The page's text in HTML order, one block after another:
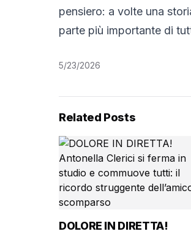
pensiero: a volte una
parte più importante di
5/23/2026
Related Posts
DOLORE IN DIRETTA!